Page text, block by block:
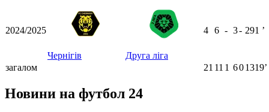
2024/2025
Чернігів Друга ліга
4 6 - 3- 291 ʼ
загалом 21 11 1 601319ʼ
Новини на футбол 24